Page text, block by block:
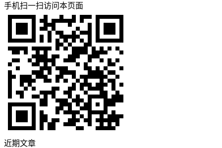
手机扫一扫访问本页面
近期文章